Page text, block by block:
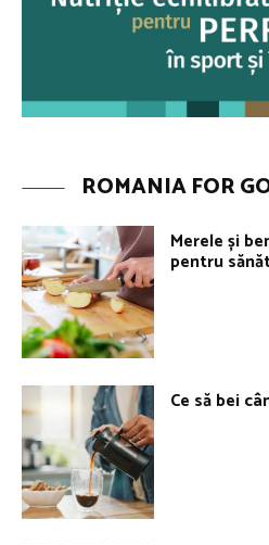
ROMANIA FOR
Merele și
pentru
Ce să bei